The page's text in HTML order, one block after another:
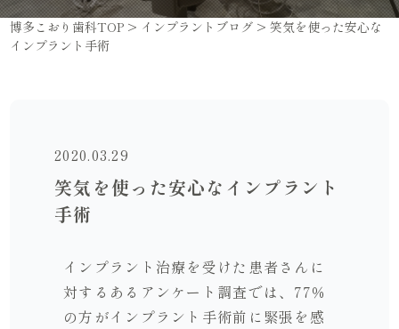
博多こおり歯科TOP > インプラントブログ >笑気を使った安心な
インプラント手術
2020.03.29
笑気を使った安心なインプラント
手術
インプラント治療を受けた患者さんに
対するあるアンケート調査では、77％
の方がインプラント手術前に緊張を感